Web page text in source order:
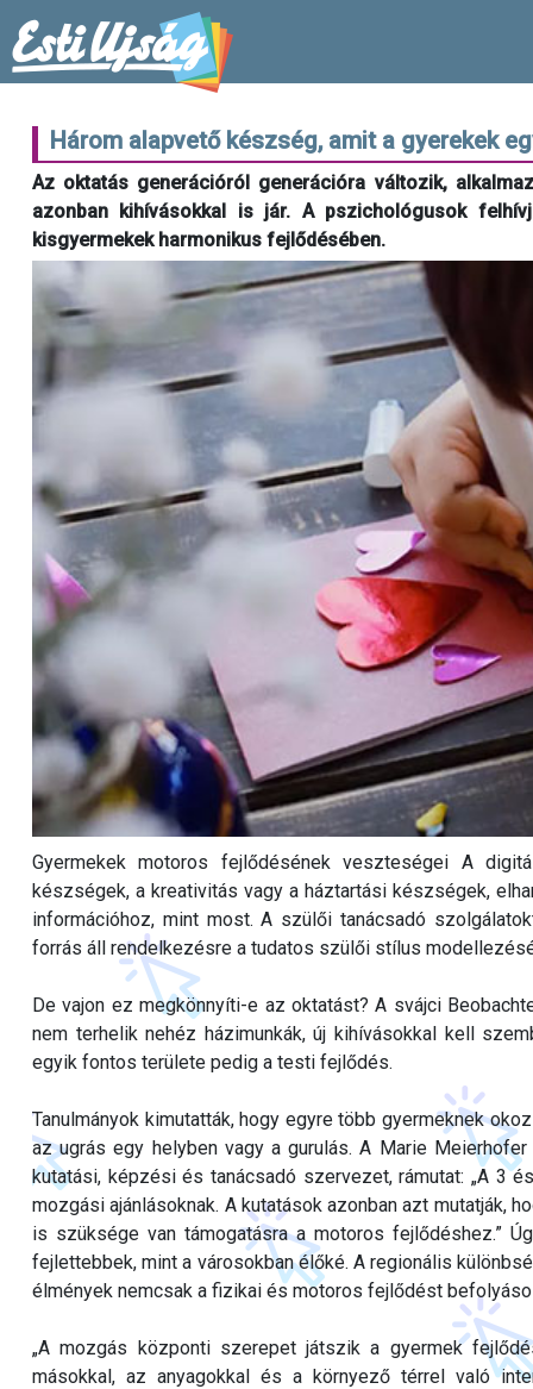
Három alapvető készség, amit a gyerekek
Az oktatás generációról generációra változik,
azonban kihívásokkal is jár. A pszichológusok
kisgyermekek harmonikus fejlődésében.
Gyermekek motoros fejlődésének veszteségei A
készségek, a kreativitás vagy a háztartási készségek,
információhoz, mint most. A szülői tanácsadó
forrás áll rendelkezésre a tudatos szülői stílus
De vajon ez megkönnyíti-e az oktatást? A svájci
nem terhelik nehéz házimunkák, új kihívásokkal kell
egyik fontos területe pedig a testi fejlődés.
Tanulmányok kimutatták, hogy egyre több gyermeknek
az ugrás egy helyben vagy a gurulás. A Marie
kutatási, képzési és tanácsadó szervezet, rámutat: „A 3
mozgási ajánlásoknak. A kutatások azonban azt mutatják,
is szüksége van támogatásra a motoros fejlődéshez.”
fejlettebbek, mint a városokban élőké. A regionális
élmények nemcsak a fizikai és motoros fejlődést
„A mozgás központi szerepet játszik a gyermek
másokkal, az anyagokkal és a környező térrel való